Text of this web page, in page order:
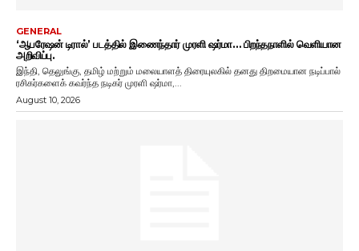
GENERAL
‘ஆபரேஷன் டிரால்’ படத்தில் இணைந்தார் முரளி ஷர்மா… பிறந்தநாளில் வெளியான
அறிவிப்பு.
இந்தி, தெலுங்கு, தமிழ் மற்றும் மலையாளத் திரையுலகில் தனது திறமையான நடிப்பால்
ரசிகர்களைக் கவர்ந்த நடிகர் முரளி ஷர்மா,...
August 10, 2026